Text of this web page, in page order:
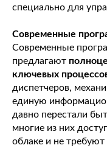
специально для
Современные
Современные
предлагают
ключевых
диспетчеров,
единую
давно перестали
многие из них
облаке и не требуют